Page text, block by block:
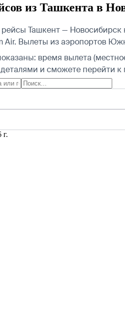
из Ташкента в
Ташкент — Новосибирск
Air. Вылеты из аэропортов
время вылета
и сможете перейти к
г.